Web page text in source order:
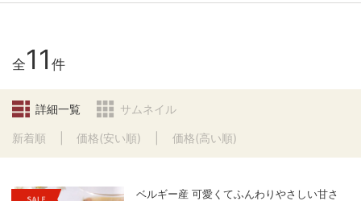
全11 件
詳細一覧 サムネイル
新着順 価格(安い順) 価格(高い順)
ベルギー産 可愛くてふんわりやさしい甘さ